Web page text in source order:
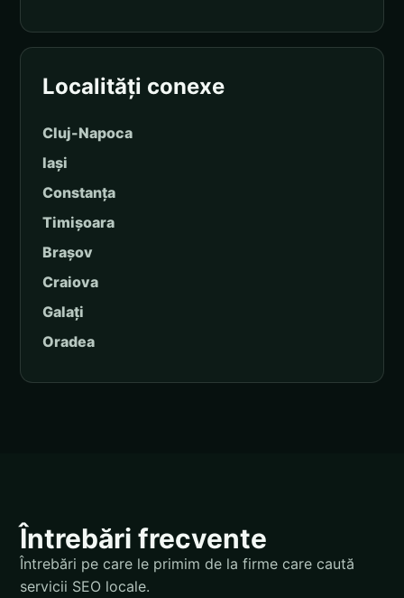
Localități conexe
Cluj-Napoca
Iași
Constanța
Timișoara
Brașov
Craiova
Galați
Oradea
Întrebări frecvente
Întrebări pe care le primim de la firme care caută
servicii SEO locale.